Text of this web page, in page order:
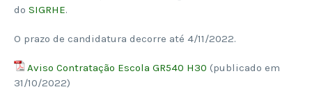
do SIGRHE.
O prazo de candidatura decorre até 4/11/2022.
Aviso Contratação Escola GR540 H30 (publicado em
31/10/2022)